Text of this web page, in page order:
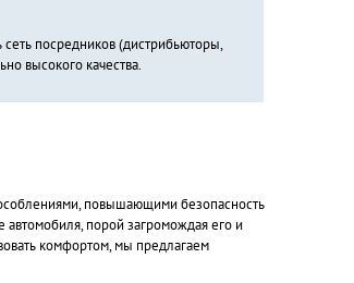
посредников (дистрибьюторы,
высокого качества.
повышающими безопасность
порой загромождая его и
комфортом, мы предлагаем